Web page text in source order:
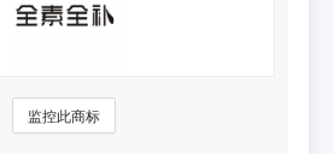
监控此商标